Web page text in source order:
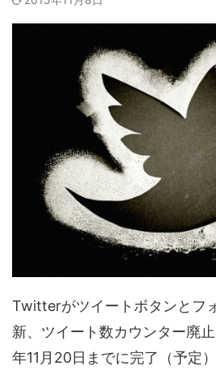
Twitterがツイートボタンとフ
新、ツイート数カウンター廃
年11月20日までに完了（予定